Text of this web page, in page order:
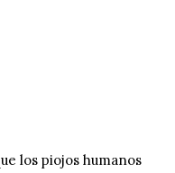
los piojos humanos